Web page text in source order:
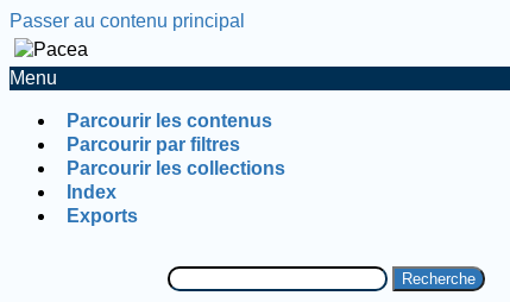
Passer au contenu principal
Menu
Parcourir les contenus
Parcourir par filtres
Parcourir les collections
Index
Exports
Recherche